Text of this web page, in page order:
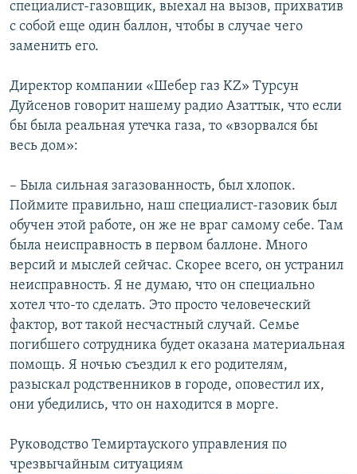
специалист-газовщик, выехал на вызов, прихватив
с собой еще один баллон, чтобы в случае чего
заменить его.
Директор компании «Шебер газ KZ» Турсун
Дуйсенов говорит нашему радио Азаттык, что если
бы была реальная утечка газа, то «взорвался бы
весь дом»:
– Была сильная загазованность, был хлопок.
Поймите правильно, наш специалист-газовик был
обучен этой работе, он же не враг самому себе. Там
была неисправность в первом баллоне. Много
версий и мыслей сейчас. Скорее всего, он устранил
неисправность. Я не думаю, что он специально
хотел что-то сделать. Это просто человеческий
фактор, вот такой несчастный случай. Семье
погибшего сотрудника будет оказана материальная
помощь. Я ночью съездил к его родителям,
разыскал родственников в городе, оповестил их,
они убедились, что он находится в морге.
Руководство Темиртауского управления по
чрезвычайным ситуациям